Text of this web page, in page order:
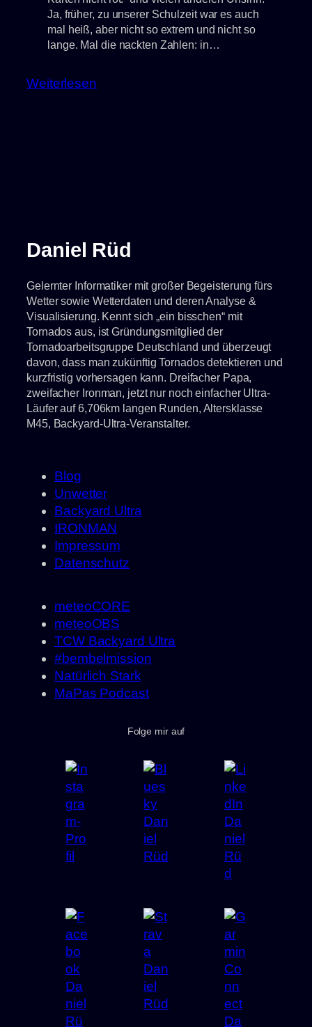
Ja, früher, zu unserer Schulzeit war es auch
mal heiß, aber nicht so extrem und nicht so
lange. Mal die nackten Zahlen: in…
Weiterlesen:
Daniel Rüd
Gelernter Informatiker mit großer Begeisterung fürs
Wetter sowie Wetterdaten und deren Analyse &
Visualisierung. Kennt sich „ein bisschen“ mit
Tornados aus, ist Gründungsmitglied der
Tornadoarbeitsgruppe Deutschland und überzeugt
davon, dass man zukünftig Tornados detektieren und
kurzfristig vorhersagen kann. Dreifacher Papa,
zweifacher Ironman, jetzt nur noch einfacher Ultra-
Läufer auf 6,706km langen Runden, Altersklasse
M45, Backyard-Ultra-Veranstalter.
Blog
Unwetter
Backyard Ultra
IRONMAN
Impressum
Datenschutz
meteoCORE
meteoOBS
TCW Backyard Ultra
#bembelmission
Natürlich Stark
MaPas Podcast
Folge mir auf